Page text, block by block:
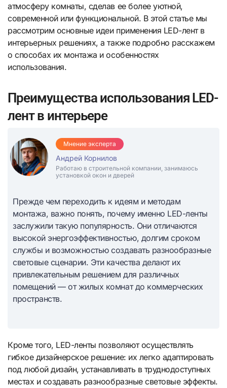
атмосферу комнаты, сделав ее более уютной,
современной или функциональной. В этой статье мы
рассмотрим основные идеи применения LED-лент в
интерьерных решениях, а также подробно расскажем
о способах их монтажа и особенностях
использования.
Преимущества использования LED-
лент в интерьере
Мнение эксперта
Андрей Корнилов
Работаю в строительной компании, занимаюсь
установкой окон и дверей
Прежде чем переходить к идеям и методам
монтажа, важно понять, почему именно LED-ленты
заслужили такую популярность. Они отличаются
высокой энергоэффективностью, долгим сроком
службы и возможностью создавать разнообразные
световые сценарии. Эти качества делают их
привлекательным решением для различных
помещений — от жилых комнат до коммерческих
пространств.
Кроме того, LED-ленты позволяют осуществлять
гибкое дизайнерское решение: их легко адаптировать
под любой дизайн, устанавливать в труднодоступных
местах и создавать разнообразные световые эффекты.